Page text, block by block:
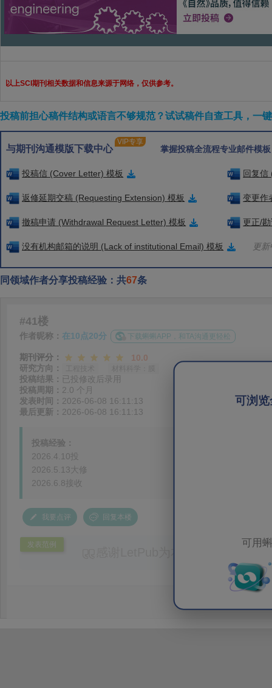
以上SCI期刊相关数据和信息来源于网络，仅供参考。
投稿前担心稿件结构或语言不够规范？试试稿件自查工具，一
与期刊沟通模版下载中心
VIP专享
掌握投稿全流程专业邮件模
投稿信 (Cover Letter) 模板 回复信
返修延期交稿 (Requesting Extension) 模板 变更作
撤稿申请 (Withdrawal Request Letter) 模板 更正/
没有机构邮箱的说明 (Lack of institutional Email) 模板 更
同领域作者分享投稿经验：共67条
可浏
可用
#41楼
作者昵称： 在10点20分 下载蝌蝌APP，和TA沟通更轻松
期刊评分：
10.0
研究方向：
投稿结果： 已投修改后录用
投稿周期： 2.0 个月
发表时间： 2026-06-08 16:11:13
最后更新： 2026-06-08 16:11:13
投稿经验：
2026.4.10投
2026.5.13大修
2026.6.8接收
我要点评 回复本楼
发表范例
务。编辑结合论文中全光谱响应S
效应及界面电荷传输等研究内容，
论述逻辑进行了系统梳理，使研究